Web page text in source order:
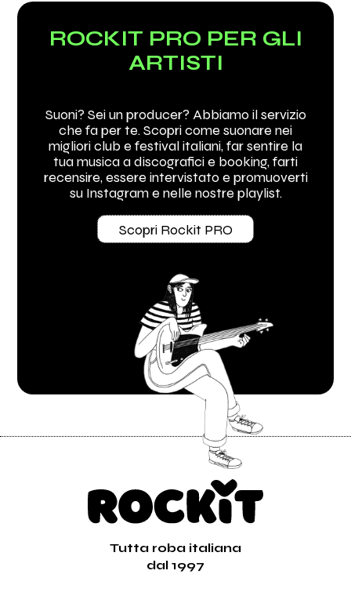
ROCKIT PRO PER GLI
ARTISTI
Suoni? Sei un producer? Abbiamo il servizio
che fa per te. Scopri come suonare nei
migliori club e festival italiani, far sentire la
tua musica a discografici e booking, farti
recensire, essere intervistato e promuoverti
su Instagram e nelle nostre playlist.
Scopri Rockit PRO
Tutta roba italiana
dal 1997